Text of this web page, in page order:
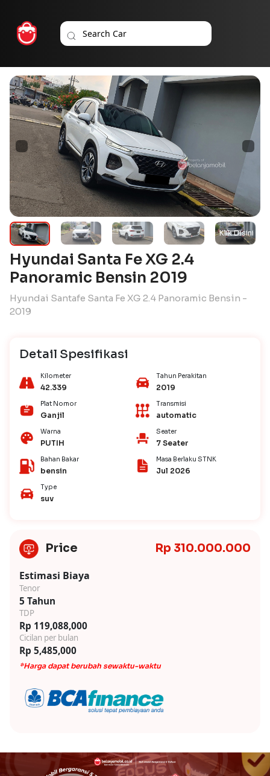
Hyundai Santa Fe XG 2.4
Panoramic Bensin 2019
Hyundai Santafe Santa Fe XG 2.4 Panoramic Bensin -
2019
Detail Spesifikasi
Kilometer
42.339
Tahun Perakitan
2019
Plat Nomor
Ganjil
Transmisi
automatic
Warna
PUTIH
Seater
7 Seater
Bahan Bakar
bensin
Masa Berlaku STNK
Jul 2026
Type
suv
Price Rp 310.000.000
Estimasi Biaya
Tenor
5 Tahun
TDP
Rp 119,088,000
Cicilan per bulan
Rp 5,485,000
*Harga dapat berubah sewaktu-waktu